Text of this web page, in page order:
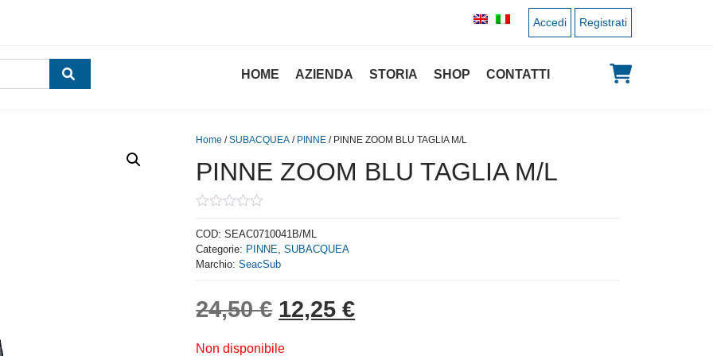
Accedi Registrati
HOME AZIENDA STORIA SHOP CONTATTI
Home /SUBACQUEA / PINNE / PINNE ZOOM BLU TAGLIA M/L
PINNE ZOOM BLU TAGLIA M/L
out
of
5
COD:SEAC0710041B/ML
Categorie: PINNE,SUBACQUEA
Marchio:SeacSub
24,50€ Il prezzo originale era: 24,50 €.
12,25€Il prezzo attuale è: 12,25 €.
Non disponibile